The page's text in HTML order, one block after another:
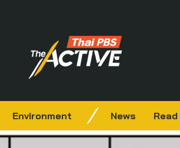
Environment News Read